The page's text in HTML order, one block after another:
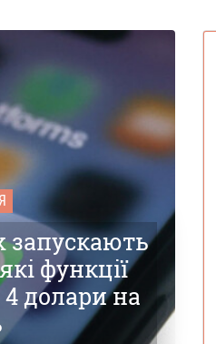
запускають
функції
4 долари на